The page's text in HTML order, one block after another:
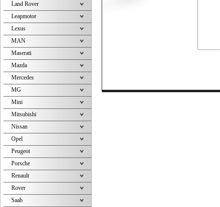
Land Rover
Leapmotor
Lexus
MAN
Maserati
Mazda
Mercedes
MG
Mini
Mitsubishi
Nissan
Opel
Peugeot
Porsche
Renault
Rover
Saab